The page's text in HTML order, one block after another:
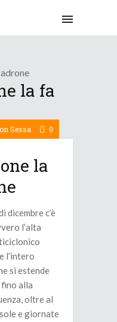
la fa
Sessa 0
la
dicembre c’è
l’alta
l’intero
si estende
alla
oltre al
e giornate